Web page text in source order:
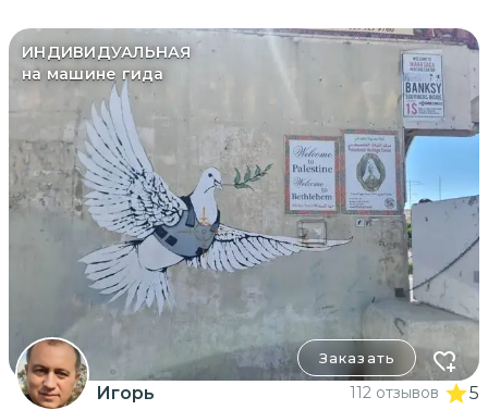
ИНДИВИДУАЛЬНАЯ
на машине гида
Заказать
Игорь 112 отзывов 5